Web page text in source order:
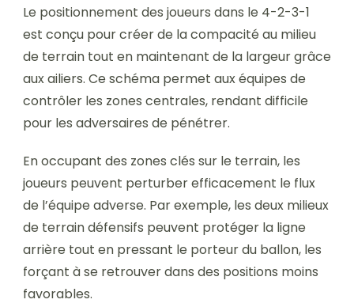
Le positionnement des joueurs dans le 4-2-3-1
est conçu pour créer de la compacité au milieu
de terrain tout en maintenant de la largeur grâce
aux ailiers. Ce schéma permet aux équipes de
contrôler les zones centrales, rendant difficile
pour les adversaires de pénétrer.
En occupant des zones clés sur le terrain, les
joueurs peuvent perturber efficacement le flux
de l’équipe adverse. Par exemple, les deux milieux
de terrain défensifs peuvent protéger la ligne
arrière tout en pressant le porteur du ballon, les
forçant à se retrouver dans des positions moins
favorables.